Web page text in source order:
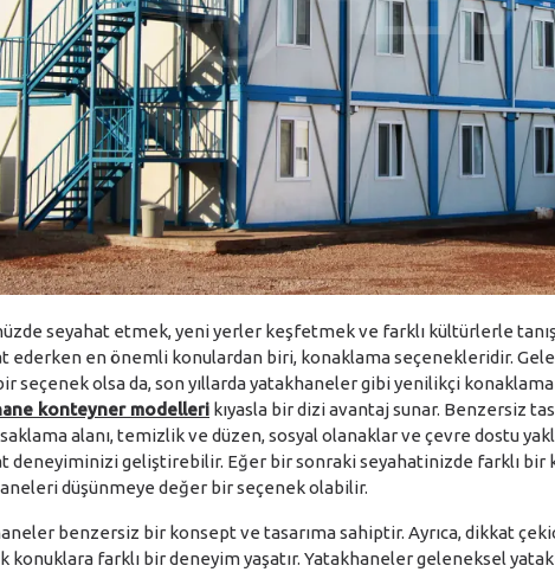
seyahat etmek, yeni yerler keşfetmek ve farklı kültürlerle
ederken en önemli konulardan biri, konaklama seçenekleridir.
seçenek olsa da, son yıllarda yatakhaneler gibi yenilikçi
konteyner modelleri kıyasla bir dizi avantaj sunar. Benzersiz
alanı, temizlik ve düzen, sosyal olanaklar ve çevre dostu
deneyiminizi geliştirebilir. Eğer bir sonraki seyahatinizde farklı bir
düşünmeye değer bir seçenek olabilir.
benzersiz bir konsept ve tasarıma sahiptir. Ayrıca, dikkat
konuklara farklı bir deneyim yaşatır. Yatakhaneler geleneksel